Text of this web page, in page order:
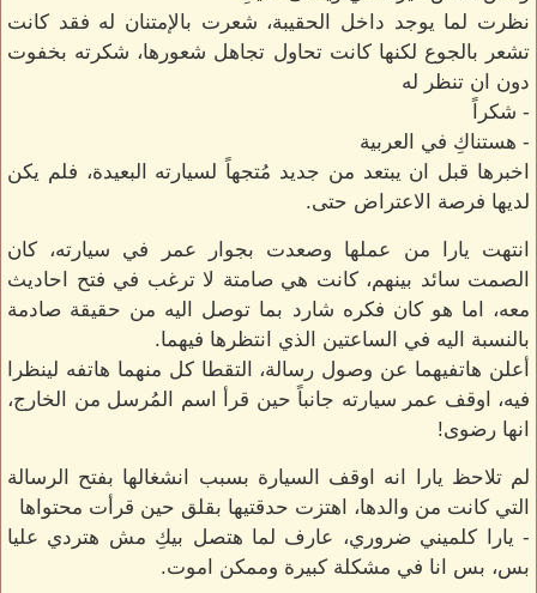
نظرت لما يوجد داخل الحقيبة، شعرت بالإمتنان له فقد كانت
تشعر بالجوع لكنها كانت تحاول تجاهل شعورها، شكرته بخفوت
دون ان تنظر له
- شكراً
- هستناكِ في العربية
اخبرها قبل ان يبتعد من جديد مُتجهاً لسيارته البعيدة، فلم يكن
لديها فرصة الاعتراض حتى.
انتهت يارا من عملها وصعدت بجوار عمر في سيارته، كان
الصمت سائد بينهم، كانت هي صامتة لا ترغب في فتح احاديث
معه، اما هو كان فكره شارد بما توصل اليه من حقيقة صادمة
بالنسبة اليه في الساعتين الذي انتظرها فيهما.
أعلن هاتفيهما عن وصول رسالة، التقطا كل منهما هاتفه لينظرا
فيه، اوقف عمر سيارته جانباً حين قرأ اسم المُرسل من الخارج،
انها رضوى!
لم تلاحظ يارا انه اوقف السيارة بسبب انشغالها بفتح الرسالة
التي كانت من والدها، اهتزت حدقتيها بقلق حين قرأت محتواها
- يارا كلميني ضروري، عارف لما هتصل بيكِ مش هتردي عليا
بس، بس انا في مشكلة كبيرة وممكن اموت.